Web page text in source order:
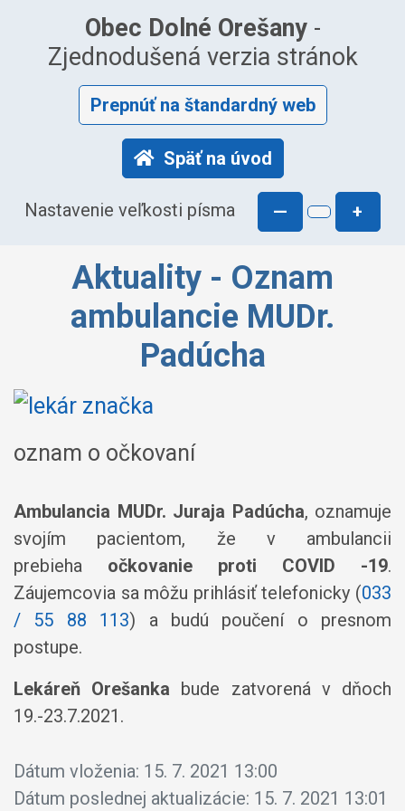
Obec Dolné Orešany-
Zjednodušená verzia stránok
Prepnúť na štandardný web
Späť na úvod
Nastavenie veľkosti písma — +
Aktuality - Oznam
ambulancie MUDr.
Padúcha
oznam o očkovaní
Ambulancia MUDr. Juraja Padúcha, oznamuje
svojím pacientom, že v ambulancii
prebieha očkovanie proti COVID -19.
Záujemcovia sa môžu prihlásiť telefonicky (033
/ 55 88 113) a budú poučení o presnom
postupe.
Lekáreň Orešanka bude zatvorená v dňoch
19.-23.7.2021.
Dátum vloženia: 15. 7. 2021 13:00
Dátum poslednej aktualizácie: 15. 7. 2021 13:01